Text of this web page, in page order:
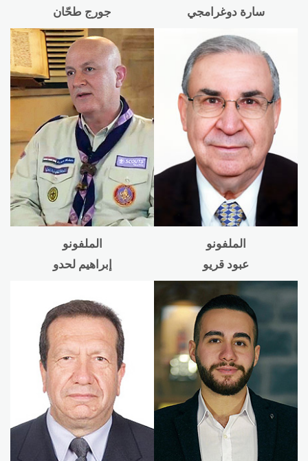
سارة دوغرامجي
جورج طحّان
الملفونو
عبود قريو
الملفونو
إبراهيم لحدو